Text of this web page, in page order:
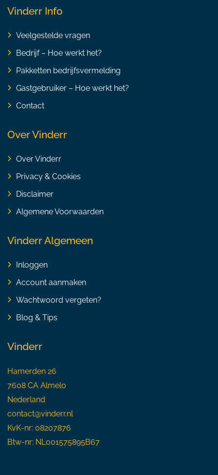
Vinderr Info
Veelgestelde vragen
Bedrijf – Hoe werkt het?
Pakketten bedrijfsvermelding
Gastgebruiker – Hoe werkt het?
Contact
Over Vinderr
Over Vinderr
Privacy & Cookies
Disclaimer
Algemene Voorwaarden
Vinderr Algemeen
Inloggen
Account aanmaken
Wachtwoord vergeten?
Blog & Tips
Vinderr
Hamerden 26
7608 CA Almelo
Nederland
contact@vinderr.nl
KvK-nr: 08207876
Btw-nr: NL001575895B67